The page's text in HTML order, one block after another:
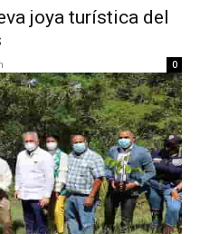
joya turística del
0